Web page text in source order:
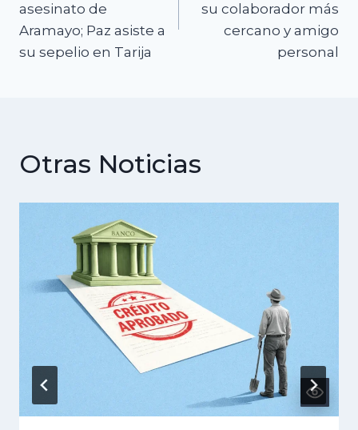
entradas
asesinato de
Aramayo; Paz asiste a
su sepelio en Tarija
su colaborador más
cercano y amigo
personal
Otras Noticias